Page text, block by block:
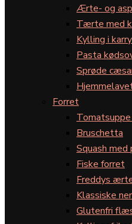
Ærte- og
Tærte med
Kylling i karry
Pasta
Sprøde
Forret
Bruschetta
Squash med
Fiske forret
Freddys
Klassiske
Glutenfri